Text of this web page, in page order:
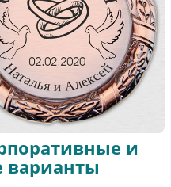
и
варианты